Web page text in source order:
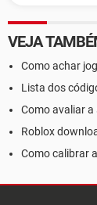
VEJA
Como achar
Lista dos
Como avaliar a
Roblox
Como calibrar